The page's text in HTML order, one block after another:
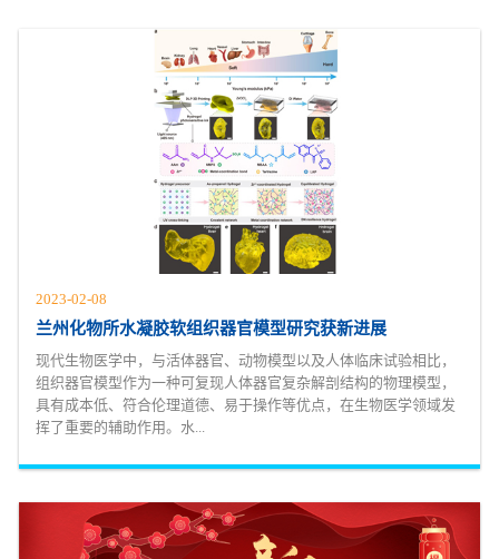
2023-02-08
兰州化物所水凝胶软组织器官模型研究获新进展
现代生物医学中，与活体器官、动物模型以及人体临床试验相比，
组织器官模型作为一种可复现人体器官复杂解剖结构的物理模型，
具有成本低、符合伦理道德、易于操作等优点，在生物医学领域发
挥了重要的辅助作用。水...